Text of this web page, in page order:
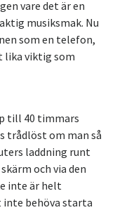
vare det är en
musiksmak. Nu
som en telefon,
lika viktig som
till 40 timmars
trådlöst om man så
laddning runt
och via den
inte är helt
behöva starta